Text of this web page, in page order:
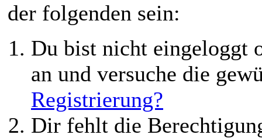
der folgenden sein:
Du bist nicht eingeloggt
an und versuche die
Registrierung?
Dir fehlt die